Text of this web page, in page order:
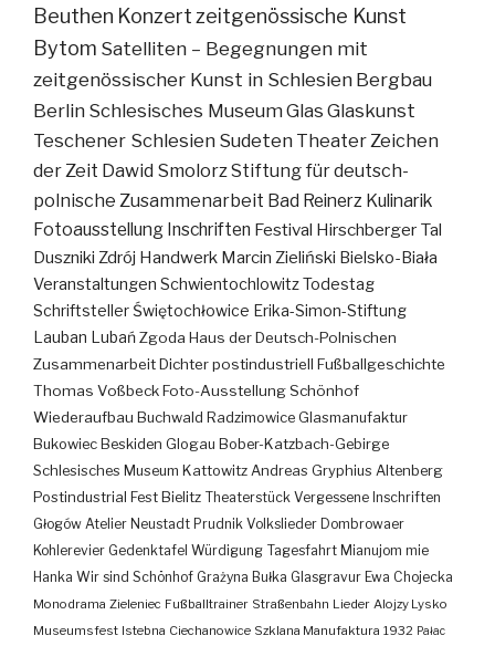
Beuthen Konzertzeitgenössische Kunst
Bytom Satelliten – Begegnungen mit
zeitgenössischer Kunst in Schlesien Bergbau
Berlin Schlesisches MuseumGlas Glaskunst
Teschener Schlesien Sudeten TheaterZeichen
der Zeit Dawid SmolorzStiftung für deutsch-
polnische Zusammenarbeit Bad Reinerz Kulinarik
Fotoausstellung Inschriften Festival Hirschberger Tal
Duszniki Zdrój Handwerk Marcin Zieliński Bielsko-Biała
Veranstaltungen SchwientochlowitzTodestag
SchriftstellerŚwiętochłowice Erika-Simon-Stiftung
Lauban LubańZgoda Haus der Deutsch-Polnischen
ZusammenarbeitDichterpostindustriell Fußballgeschichte
Thomas VoßbeckFoto-AusstellungSchönhof
Wiederaufbau Buchwald Radzimowice Glasmanufaktur
Bukowiec Beskiden Glogau Bober-Katzbach-Gebirge
Schlesisches Museum Kattowitz Andreas Gryphius Altenberg
Postindustrial Fest Bielitz Theaterstück Vergessene Inschriften
Głogów Atelier Neustadt Prudnik Volkslieder Dombrowaer
Kohlerevier Gedenktafel Würdigung Tagesfahrt Mianujom mie
Hanka Wir sind Schönhof Grażyna Bułka Glasgravur Ewa Chojecka
Monodrama Zieleniec Fußballtrainer Straßenbahn Lieder Alojzy Lysko
Museumsfest Istebna Ciechanowice Szklana Manufaktura 1932 Pałac